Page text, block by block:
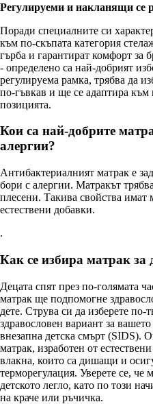
Регулируеми и накланящи се
Поради специалните си
към по-скъпата категория
гърба и гарантират комфорт за
- определено са най-добрият
регулируема рамка, трябва да
по-гъвкав и ще се адаптира към
позицията.
Кои са най-добрите
алергии?
Антибактериалният матрак е
бори с алергии. Матракът
плесени. Такива свойства имат
естествени добавки.
.
Как се избира матрак за
Децата спят през по-голямата
матрак ще подпомогне
дете. Струва си да изберете по-
здравословен вариант за
внезапна детска смърт (SIDS).
матрак, изработен от
влакна, които са дишащи и
терморегулация. Уверете се, че
детското легло, като по този
на краче или ръчичка.